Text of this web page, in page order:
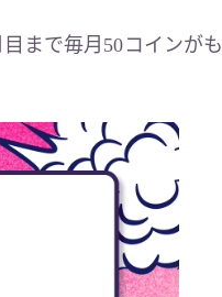
まで毎月50コインがも